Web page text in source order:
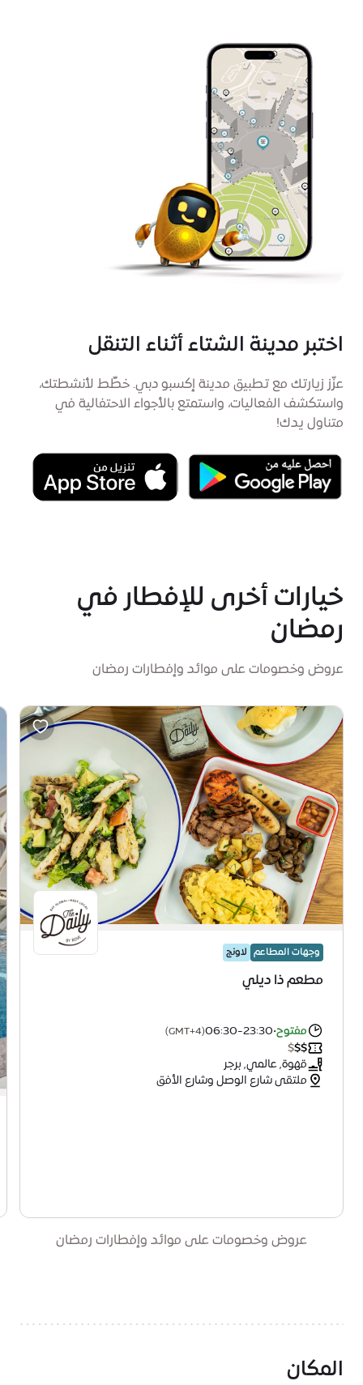
اختبر مدينة الشتاء أثناء التنقل
عزّز زيارتك مع تطبيق مدينة إكسبو دبي. خطِّط لأنشطتك،
واستكشف الفعاليات، واستمتع بالأجواء الاحتفالية في
متناول يدك!
خيارات أخرى للإفطار في
رمضان
عروض وخصومات على موائد وإفطارات رمضان
وجهات المطاعم لاونج
مطعم ذا ديلي
مفتوح•
06:30-23:30
(GMT+4)
$
$
$
قهوة, عالمي, برجر
ملتقى شارع الوصل وشارع الأفق
عروض وخصومات على موائد وإفطارات رمضان
المكان